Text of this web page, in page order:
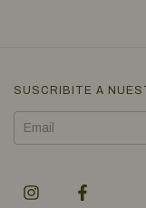
SUSCRIBITE A